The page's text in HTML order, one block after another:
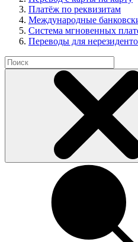
Платёж по реквизитам
Международные
Система мгновенных
Переводы для